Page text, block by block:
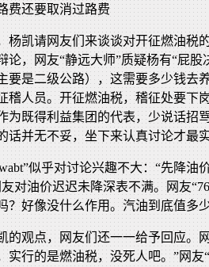
费还要取消过路费
杨凯请网友们来谈谈对开征燃油税
论，网友“静远大师”质疑杨有“屁股
要是二级公路），这需要多少钱去
稽人员。开征燃油税，稽征处要下
为既得利益集团的代表，少说话招
话并无不妥，坐下来认真讨论才最
似乎对讨论兴趣不大：“先降油
对油价迟迟未降深表不满。网友
？好像没什么作用。汽油到底值多
的观点，网友们还一一给予回应。
实行的是燃油税，没死人吧。”网友